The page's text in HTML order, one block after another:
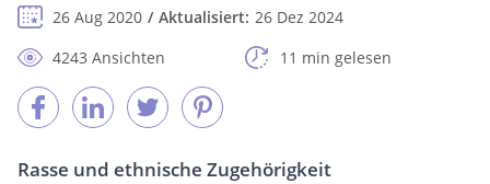
26 Aug 2020
Aktualisiert: 26 Dez 2024
4243 Ansichten
11 min gelesen
Rasse und ethnische Zugehörigkeit